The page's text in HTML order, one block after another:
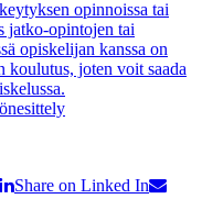
Share on Linked In